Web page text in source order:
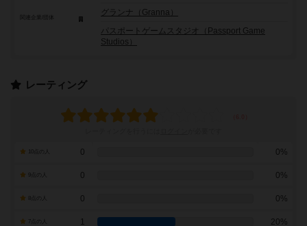
グランナ（Granna）
パスポートゲームスタジオ（Passport Game
Studios）
レーティング
0 0%
0 0%
0 0%
7点の人 1 20%